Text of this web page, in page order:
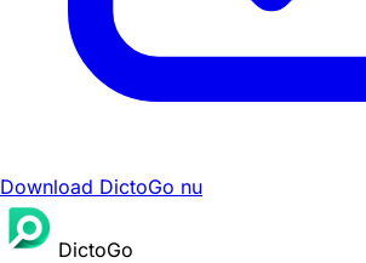
Download DictoGo nu
DictoGo